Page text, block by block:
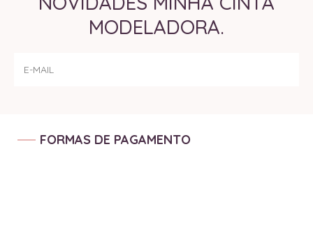
MODELADORA.
FORMAS DE PAGAMENTO